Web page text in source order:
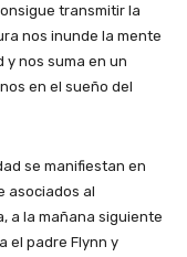
transmitir la
nos inunde la mente
y nos suma en un
en el sueño del
se manifiestan en
asociados al
a la mañana siguiente
el padre Flynn y